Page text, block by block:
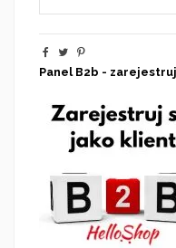
Panel B2b -